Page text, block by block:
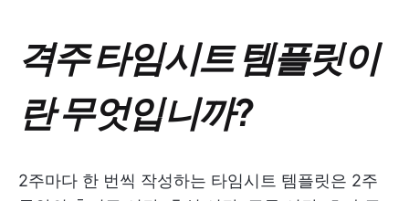
격주 타임시트 템플릿이
란 무엇입니까?
2주마다 한 번씩 작성하는 타임시트 템플릿은 2주